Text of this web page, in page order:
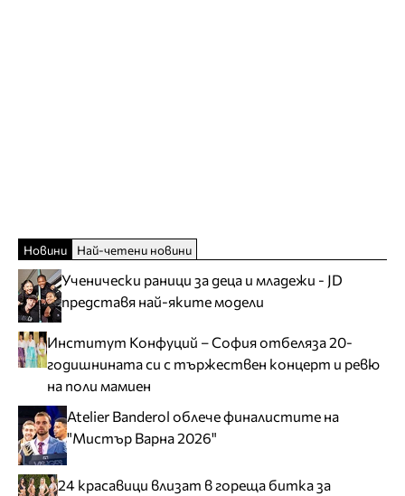
Новини Най-четени новини
Ученически раници за деца и младежи - JD
представя най-яките модели
Институт Конфуций – София отбеляза 20-
годишнината си с тържествен концерт и ревю
на поли мамиен
Atelier Banderol облече финалистите на
"Мистър Варна 2026"
24 красавици влизат в гореща битка за